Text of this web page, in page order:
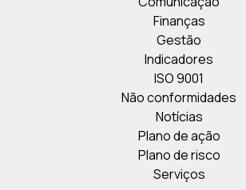
Finanças
Gestão
Indicadores
ISO 9001
Não conformidades
Notícias
Plano de ação
Plano de risco
Serviços